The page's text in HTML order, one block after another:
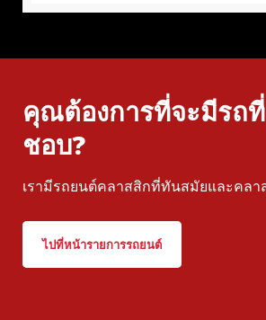
คุณต้องการที่จะมีร
ชอบ?
เรามีรถยนต์คลาสสิกที่ทันสมัยและคลา
ไปที่หน้ารายการรถยนต์